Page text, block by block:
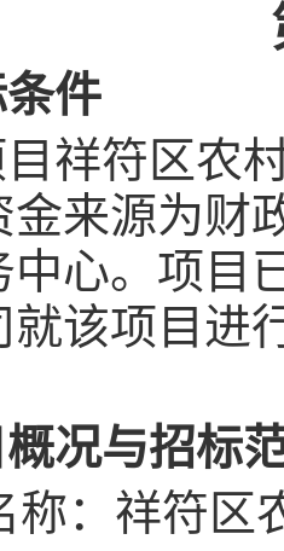
件
祥符区农
金来源为财
中心。项目
就该项目进
况与招标
称：祥符区